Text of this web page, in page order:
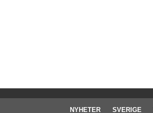
NYHETER SVERIGE